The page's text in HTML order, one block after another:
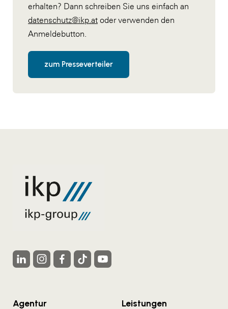
erhalten? Dann schreiben Sie uns einfach an
datenschutz@ikp.at oder verwenden den
Anmeldebutton.
zum Presseverteiler
Agentur
Leistungen